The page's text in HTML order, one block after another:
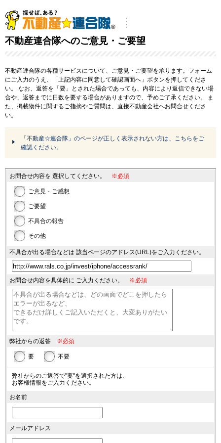
不動産連合隊へのご意見・ご要望
不動産連合隊の各種サービスについて、ご意見・ご要望を承ります。フォーム
にご入力のうえ、「上記内容に同意して確認画面へ」ボタンを押してくださ
い。
なお、返答を「要」とされた場合であっても、内容により返信できない場
合や、返答までに日数を要する場合がありますので、予めご了承ください。
ま
た、掲載物件に関するご指摘やご質問は、直接不動産会社へお問合せくださ
い。
「不動産☆連合隊」のページが正しく表示されない方は、こちらをご
確認ください。
お問合せ内容を 選択してください。 ※必須
ご意見・ご感想
ご要望
不具合の報告
その他
不具合が出る場合などは 該当ページのアドレス(URL)をご入力ください。
お問合せ内容を具体的に ご入力ください。 ※必須
弊社からの返答 ※必須
要 不要
弊社からのご返答で"要"を選択された方は、
お客様情報をご入力ください。
お名前
メールアドレス